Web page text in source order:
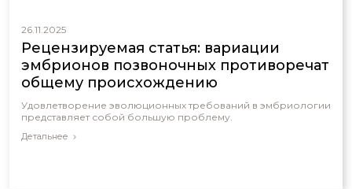
26.11.2025
Рецензируемая статья: вариации
эмбрионов позвоночных противоречат
общему происхождению
Удовлетворение эволюционных требований в эмбриологии
представляет собой большую проблему.
Детальнее